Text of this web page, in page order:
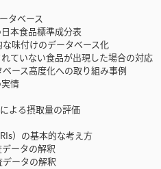
タベース
本食品標準成分表
味付けのデータベース化
ていない食品が出現した場合の対応
ース高度化への取り組み事例
情
よる摂取量の評価
）の基本的な考え方
ータの解釈
ータの解釈